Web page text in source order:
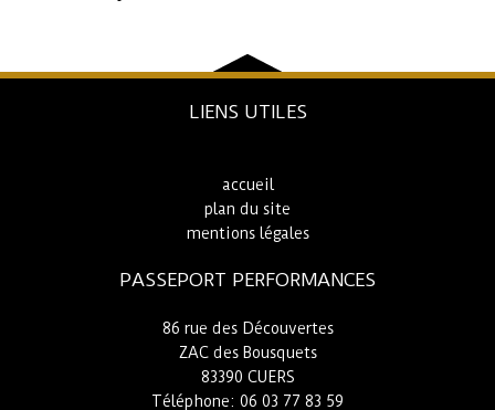
LIENS UTILES
accueil
plan du site
mentions légales
PASSEPORT PERFORMANCES
86 rue des Découvertes
ZAC des Bousquets
83390 CUERS
Téléphone: 06 03 77 83 59